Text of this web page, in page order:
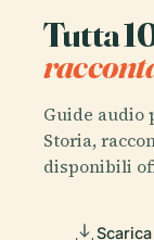
Tutta
Guide audio
Storia,
disponibili